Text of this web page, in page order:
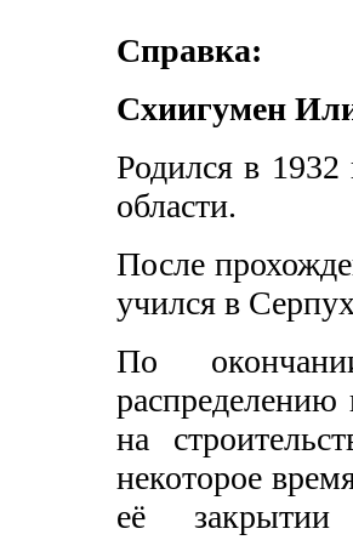
Справка:
Схиигумен
Родился в 1932
области.
После
учился в
По
на
некоторое
её